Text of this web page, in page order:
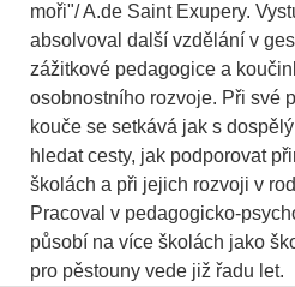
moři"/ A.de Saint Exupery.
absolvoval další vzdělání v
zážitkové pedagogice a
osobnostního rozvoje. Při své
kouče se setkává jak s
hledat cesty, jak podporovat
školách a při jejich rozvoji v
Pracoval v pedagogicko-
působí na více školách jako
pro pěstouny vede již řadu let.